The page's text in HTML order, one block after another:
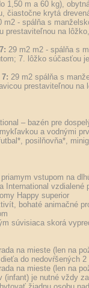
1,50 m a 60 kg),
čiastočne krytá
m2 - spálňa s
prestaviteľnou na
29 m2 m2 - spálňa s
7. lôžko súčasťou
29 m2 spálňa s
prestaviteľnou na
– bazén pre
a vodnými
posilňovňa*,
vstupom na
International vzdialené
Happy superior
bohaté animačné
súvisiaca skorá
na mieste (len na
do nedovŕšených 2
na mieste (len na
(infant) je nutné vždy